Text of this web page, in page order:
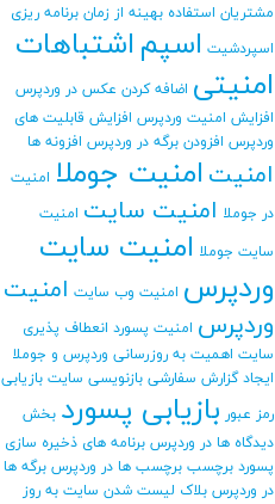
مشتریان استفاده بهینه از زمان برنامه ریزی
اسپردشیت اسپم اشتباهات
امنیتی اضافه کردن عکس در وردپرس
افزایش امنیت وردپرس افزایش قابلیت های
وردپرس افزودن برگه در وردپرس افزونه ها
امنیت امنیت جوملا امنیت
در جوملا امنیت سایت امنیت
سایت جوملا امنیت سایت
وردپرس امنیت وب سایت امنیت
وردپرس امنیت پسورد انعطاف پذیری
سایت اهمیت به روزرسانی وردپرس و جوملا
ایجاد گزارش سفارشی بازنویسی سایت بازیابی
رمز عبور بازیابی پسورد بخش
دیدگاه ها در وردپرس برنامه های ذخیره سازی
پسورد برچسب برچسب ها در وردپرس برگه ها
در وردپرس بلاک لیست شدن سایت به روز